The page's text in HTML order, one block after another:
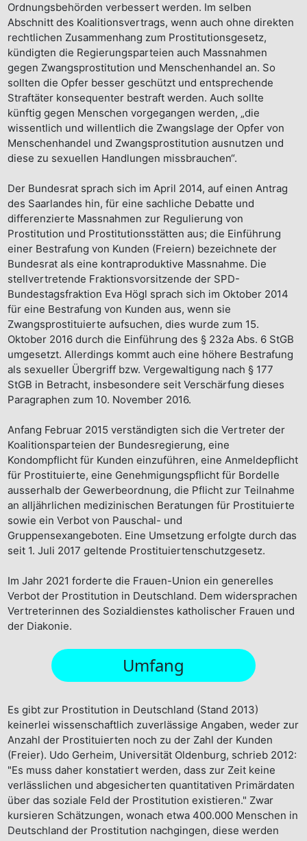
Ordnungsbehörden verbessert werden. Im selben
Abschnitt des Koalitionsvertrags, wenn auch ohne direkten
rechtlichen Zusammenhang zum Prostitutionsgesetz,
kündigten die Regierungsparteien auch Massnahmen
gegen Zwangsprostitution und Menschenhandel an. So
sollten die Opfer besser geschützt und entsprechende
Straftäter konsequenter bestraft werden. Auch sollte
künftig gegen Menschen vorgegangen werden, „die
wissentlich und willentlich die Zwangslage der Opfer von
Menschenhandel und Zwangsprostitution ausnutzen und
diese zu sexuellen Handlungen missbrauchen“.
Der Bundesrat sprach sich im April 2014, auf einen Antrag
des Saarlandes hin, für eine sachliche Debatte und
differenzierte Massnahmen zur Regulierung von
Prostitution und Prostitutionsstätten aus; die Einführung
einer Bestrafung von Kunden (Freiern) bezeichnete der
Bundesrat als eine kontraproduktive Massnahme. Die
stellvertretende Fraktionsvorsitzende der SPD-
Bundestagsfraktion Eva Högl sprach sich im Oktober 2014
für eine Bestrafung von Kunden aus, wenn sie
Zwangsprostituierte aufsuchen, dies wurde zum 15.
Oktober 2016 durch die Einführung des § 232a Abs. 6 StGB
umgesetzt. Allerdings kommt auch eine höhere Bestrafung
als sexueller Übergriff bzw. Vergewaltigung nach § 177
StGB in Betracht, insbesondere seit Verschärfung dieses
Paragraphen zum 10. November 2016.
Anfang Februar 2015 verständigten sich die Vertreter der
Koalitionsparteien der Bundesregierung, eine
Kondompflicht für Kunden einzuführen, eine Anmeldepflicht
für Prostituierte, eine Genehmigungspflicht für Bordelle
ausserhalb der Gewerbeordnung, die Pflicht zur Teilnahme
an alljährlichen medizinischen Beratungen für Prostituierte
sowie ein Verbot von Pauschal- und
Gruppensexangeboten. Eine Umsetzung erfolgte durch das
seit 1. Juli 2017 geltende Prostituiertenschutzgesetz.
Im Jahr 2021 forderte die Frauen-Union ein generelles
Verbot der Prostitution in Deutschland. Dem widersprachen
Vertreterinnen des Sozialdienstes katholischer Frauen und
der Diakonie.
Umfang
Es gibt zur Prostitution in Deutschland (Stand 2013)
keinerlei wissenschaftlich zuverlässige Angaben, weder zur
Anzahl der Prostituierten noch zu der Zahl der Kunden
(Freier). Udo Gerheim, Universität Oldenburg, schrieb 2012:
"Es muss daher konstatiert werden, dass zur Zeit keine
verlässlichen und abgesicherten quantitativen Primärdaten
über das soziale Feld der Prostitution existieren." Zwar
kursieren Schätzungen, wonach etwa 400.000 Menschen in
Deutschland der Prostitution nachgingen, diese werden